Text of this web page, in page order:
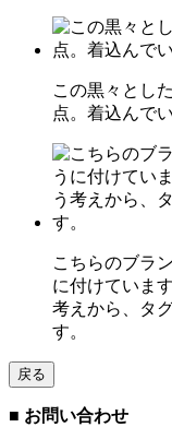
この黒々とし
点。着込んで
こちらのブラ
に付けていま
考えから、タ
す。
戻る
■ お問い合わせ